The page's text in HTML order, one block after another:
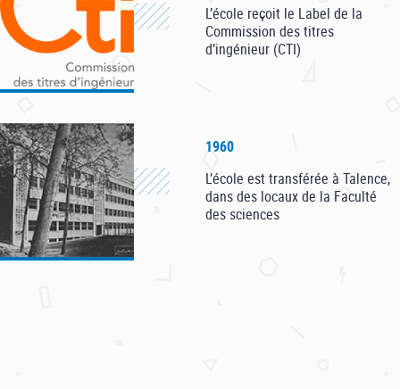
L’école reçoit le Label de la
Commission des titres
d’ingénieur (CTI)
1960
L’école est transférée à Talence,
dans des locaux de la Faculté
des sciences